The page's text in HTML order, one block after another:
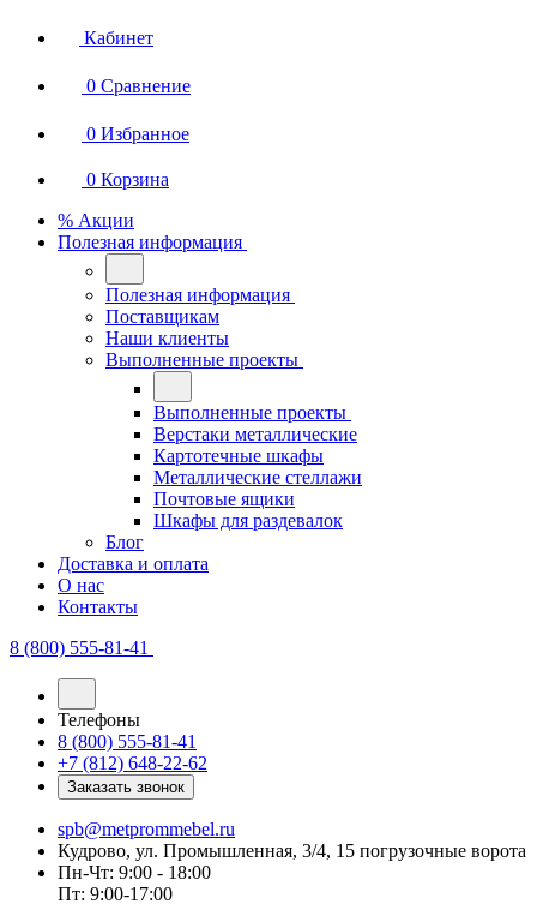
Кабинет
0 Сравнение
0 Избранное
0 Корзина
% Акции
Полезная информация
Полезная информация
Поставщикам
Наши клиенты
Выполненные проекты
Выполненные проекты
Верстаки металлические
Картотечные шкафы
Металлические стеллажи
Почтовые ящики
Шкафы для раздевалок
Блог
Доставка и оплата
О нас
Контакты
8 (800) 555-81-41
Телефоны
8 (800) 555-81-41
+7 (812) 648-22-62
Заказать звонок
spb@metprommebel.ru
Кудрово, ул. Промышленная, 3/4, 15 погрузочные ворота
Пн-Чт: 9:00 - 18:00
Пт: 9:00-17:00